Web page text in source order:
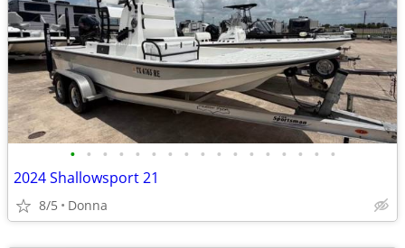
• • • • • • • • • • • • • • • • •
2024 Shallowsport 21
8/5 Donna